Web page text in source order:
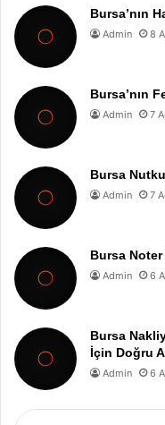
Bursa’nın
Admin 8
Bursa’nın
Admin 7
Bursa
Admin 7
Bursa
Admin 6
Bursa
İçin Doğru
Admin 6